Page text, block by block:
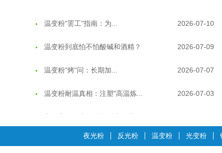
夜光粉 反光粉 温变粉 光变粉